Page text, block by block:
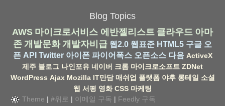
Blog Topics
AWS 마이크로서비스 에반젤리스트 클라우드 아마
존 개발문화 개발자비급 웹2.0 웹표준 HTML5 구글 오
픈 API Twitter 아이폰 파이어폭스 오픈소스 다음 ActiveX
제주 블로그 나인포유 네이버 크롬 마이크로소프트 ZDNet
WordPress Ajax Mozilla IT만담 매쉬업 플랫폼 야후 롱테일 소셜
웹 서평 영화 CSS 마케팅
Theme | #위로 | 이메일 구독 | Feedly 구독